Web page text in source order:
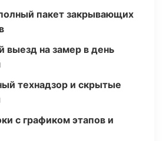
пакет закрывающих
выезд на замер в день
технадзор и скрытые
с графиком этапов и